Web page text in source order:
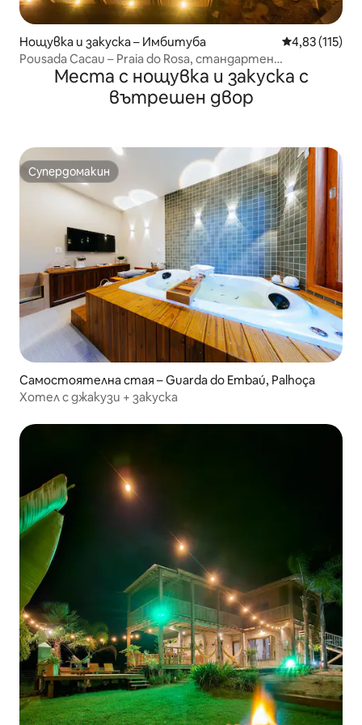
Нощувка и закуска – Имбитуба Средна
4,83 (115)
Pousada Cacau – Praia do Rosa, стандартен
апартамент
Места с нощувка и закуска с
вътрешен двор
Супердомакин
Супердомакин
Самостоятелна стая – Guarda do Embaú, Palhoça
Хотел с джакузи + закуска